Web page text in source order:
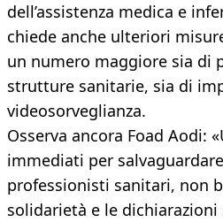
dell’assistenza medica e
chiede anche ulteriori
un numero maggiore sia di
strutture sanitarie, sia di
videosorveglianza.
Osserva ancora Foad Aodi:
immediati per
professionisti sanitari, non
solidarietà e le